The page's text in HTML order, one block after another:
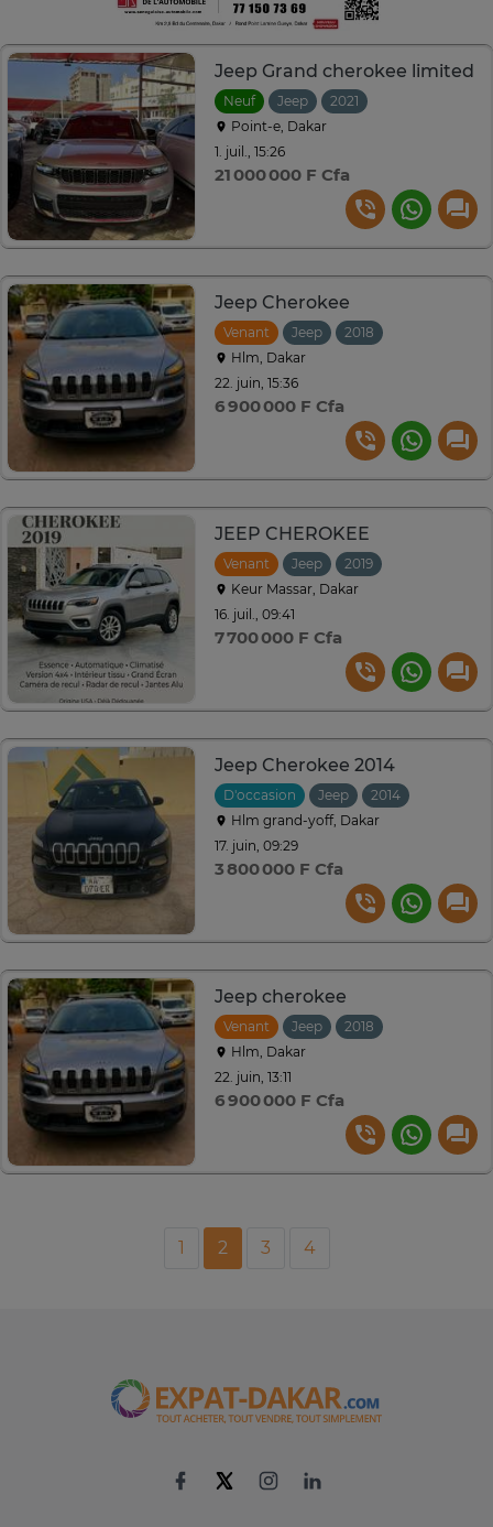
Jeep Grand cherokee limited
Neuf Jeep 2021
Point-e, Dakar
1. juil., 15:26
21 000 000 F Cfa
Jeep Cherokee
Venant Jeep 2018
Hlm, Dakar
22. juin, 15:36
6 900 000 F Cfa
JEEP CHEROKEE
Venant Jeep 2019
Keur Massar, Dakar
16. juil., 09:41
7 700 000 F Cfa
Jeep Cherokee 2014
D'occasion Jeep 2014
Hlm grand-yoff, Dakar
17. juin, 09:29
3 800 000 F Cfa
Jeep cherokee
Venant Jeep 2018
Hlm, Dakar
22. juin, 13:11
6 900 000 F Cfa
1 2 3 4